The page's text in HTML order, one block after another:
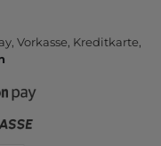
Vor­kasse, Kredit­karte,